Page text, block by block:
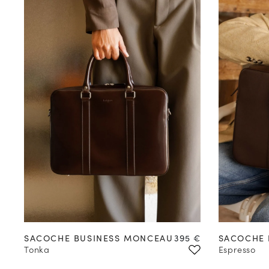
SACOCHE BUSINESS MONCEAU
Tonka
Prix
395 €
SACOCHE
Espresso